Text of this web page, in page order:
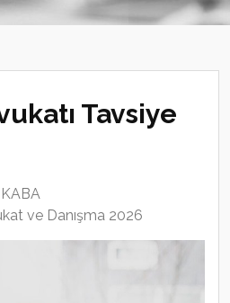
Tavsiye
ve Danışma 2026